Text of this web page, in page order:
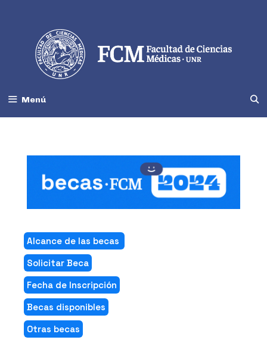
Menú
Alcance de las becas
Solicitar Beca
Fecha de Inscripción
Becas disponibles
Otras becas